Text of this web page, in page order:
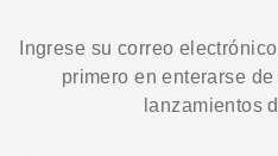
Ingrese su correo
primero en enterarse
lanzamientos